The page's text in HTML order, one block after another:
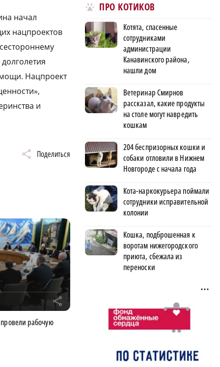
начал
нацпроектов
Нацпроект
и
Поделиться
r
рабочую
ПРО КОТИКОВ
Котята, спасенные
сотрудниками
администрации
Канавинского района,
нашли дом
Ветеринар Смирнов
рассказал, какие продукты
на столе могут навредить
кошкам
204 беспризорных кошки и
собаки отловили в Нижнем
Новгороде с начала года
Кота-наркокурьера поймали
сотрудники исправительной
колонии
Кошка, подброшенная к
воротам нижегородского
приюта, сбежала из
переноски